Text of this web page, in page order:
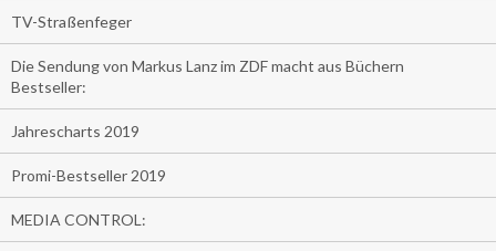
TV-Straßenfeger
Die Sendung von Markus Lanz im ZDF macht aus Büchern
Bestseller:
Jahrescharts 2019
Promi-Bestseller 2019
MEDIA CONTROL: